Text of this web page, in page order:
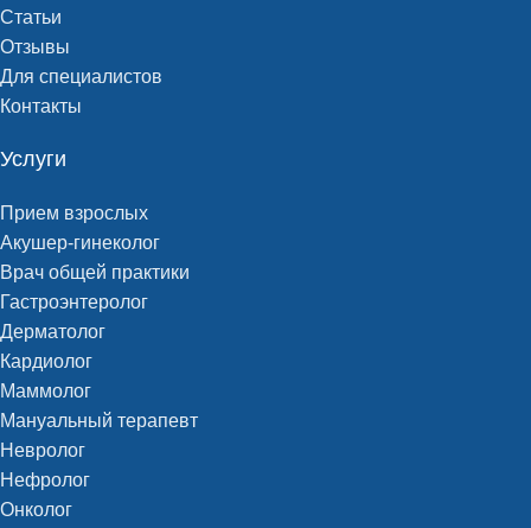
Статьи
Отзывы
Для специалистов
Контакты
Услуги
Прием взрослых
Акушер-гинеколог
Врач общей практики
Гастроэнтеролог
Дерматолог
Кардиолог
Маммолог
Мануальный терапевт
Невролог
Нефролог
Онколог